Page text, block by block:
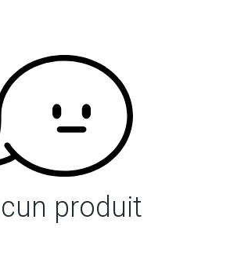
produit